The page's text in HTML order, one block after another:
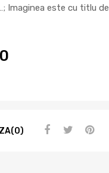
Imaginea este cu titlu de